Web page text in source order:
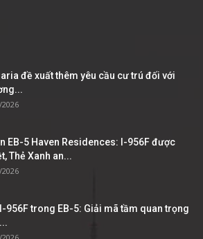
đề xuất thêm yêu cầu cư trú đối với
EB-5 Haven Residences: I-956F được
Thẻ Xanh an...
956F trong EB-5: Giải mã tầm quan trọng